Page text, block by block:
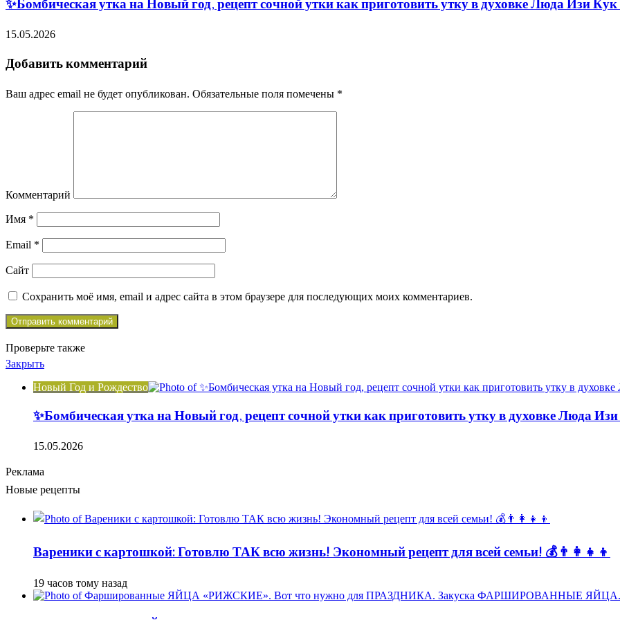
✨Бомбическая утка на Новый год, рецепт сочной утки как приготовить утку в духовке Люда Изи
15.05.2026
Добавить комментарий
Ваш адрес email не будет опубликован. Обязательные поля помечены *
Комментарий
Имя *
Email *
Сайт
Сохранить моё имя, email и адрес сайта в этом браузере для последующих моих комментариев.
Проверьте также
Закрыть
Новый Год и Рождество
✨Бомбическая утка на Новый год, рецепт сочной утки как приготовить утку в духовке Люда
15.05.2026
Реклама
Новые рецепты
Вареники с картошкой: Готовлю ТАК всю жизнь! Экономный рецепт для всей семьи! 💰👨👩👧👦
19 часов тому назад